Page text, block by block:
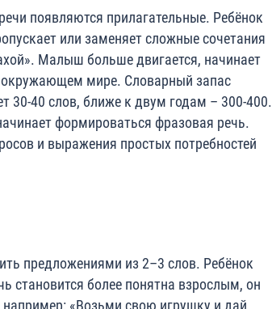
появляются прилагательные. Ребёнок
или заменяет сложные сочетания
Малыш больше двигается, начинает
окружающем мире. Словарный запас
30-40 слов, ближе к двум годам – 300-400.
формироваться фразовая речь.
и выражения простых потребностей
предложениями из 2–3 слов. Ребёнок
становится более понятна взрослым, он
«Возьми свою игрушку и дай